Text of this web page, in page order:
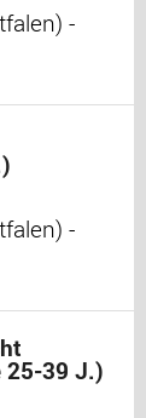
-
-
25-39 J.)